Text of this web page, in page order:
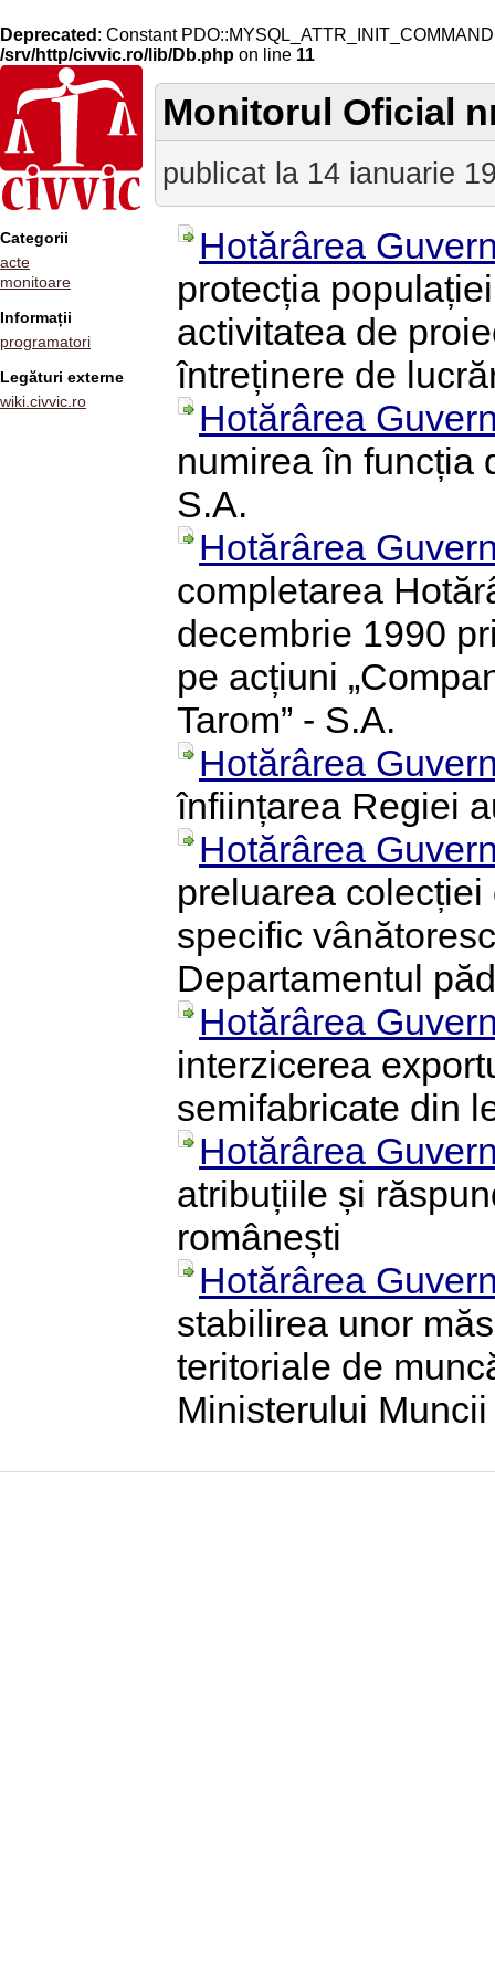
Deprecated : Constant
/srv/http/civvic.ro/lib/Db.php on line 11
Categorii
acte
monitoare
Informații
programatori
Legături externe
wiki.civvic.ro
Monitorul Oficial
publicat la 14 ianuarie
Hotărârea
protecția
activitatea de
întreținere de
Hotărârea
numirea în funcția
S.A.
Hotărârea
completarea
decembrie 1990
pe acțiuni
Tarom” - S.A.
Hotărârea
înființarea Regiei
Hotărârea
preluarea
specific
Departamentul
Hotărârea
interzicerea
semifabricate din
Hotărârea
atribuțiile și
românești
Hotărârea
stabilirea unor
teritoriale de
Ministerului